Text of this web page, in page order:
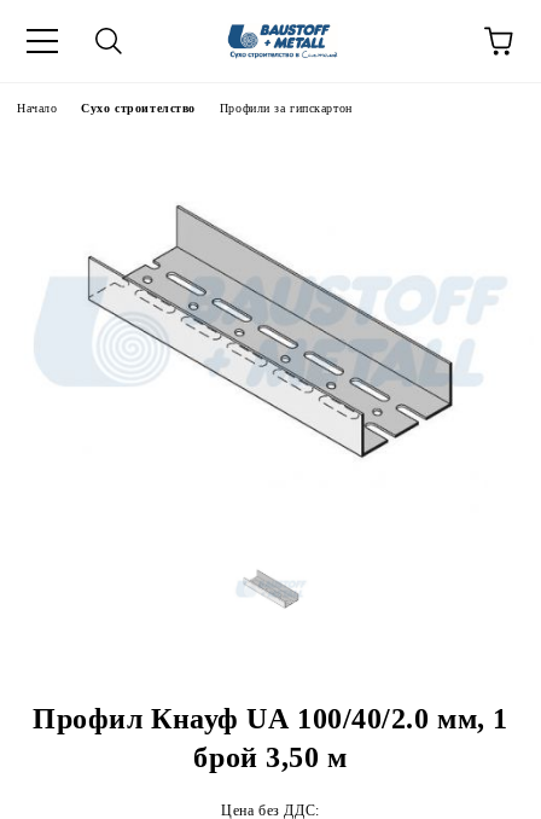
Начало Сухо строителство Профили за гипскартон
Профил Кнауф UА 100/40/2.0 мм, 1
брой 3,50 м
Цена без ДДС: